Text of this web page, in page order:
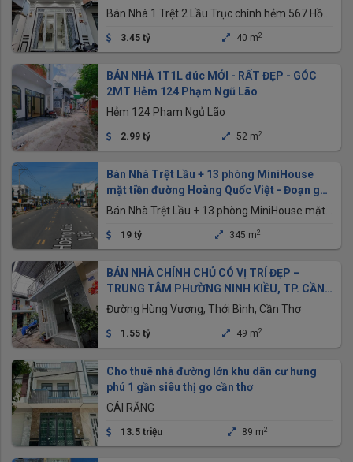
Bán Nhà 1 Trệt 2 Lầu Trục chính hẻm 567 Hồ
3.45 tỷ 40 m2
BÁN NHÀ 1T1L đúc MỚI - RẤT ĐẸP - GÓC
2MT Hẻm 124 Phạm Ngũ Lão
Hẻm 124 Phạm Ngủ Lão
2.99 tỷ 52 m2
Bán Nhà Trệt Lầu + 13 phòng MiniHouse
mặt tiền đường Hoàng Quốc Việt - Đoạn gần
bánh xèo 7 Tới
Bán Nhà Trệt Lầu + 13 phòng MiniHouse mặt
xèo 7 Tới, Chợ An Bình, Cần Thơ
19 tỷ 345 m2
BÁN NHÀ CHÍNH CHỦ CÓ VỊ TRÍ ĐẸP –
TRUNG TÂM PHƯỜNG NINH KIỀU, TP. CẦN
THƠ
Đường Hùng Vương, Thới Bình, Cần Thơ
1.55 tỷ 49 m2
Cho thuê nhà đường lớn khu dân cư hưng
phú 1 gần siêu thị go cần thơ
CÁI RĂNG
13.5 triệu 89 m2